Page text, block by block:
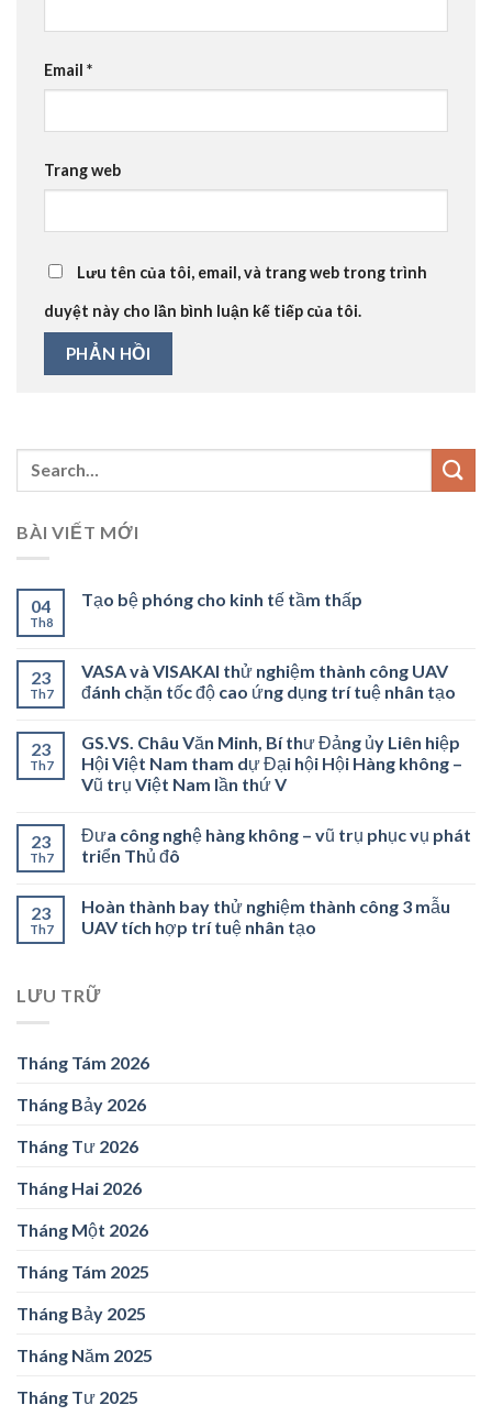
Email *
Trang web
Lưu tên của tôi, email, và trang web trong trình
duyệt này cho lần bình luận kế tiếp của tôi.
BÀI VIẾT MỚI
04
Th8
Tạo bệ phóng cho kinh tế tầm thấp
23
Th7
VASA và VISAKAI thử nghiệm thành công UAV
đánh chặn tốc độ cao ứng dụng trí tuệ nhân tạo
23
Th7
GS.VS. Châu Văn Minh, Bí thư Đảng ủy Liên hiệp
Hội Việt Nam tham dự Đại hội Hội Hàng không –
Vũ trụ Việt Nam lần thứ V
23
Th7
Đưa công nghệ hàng không – vũ trụ phục vụ phát
triển Thủ đô
23
Th7
Hoàn thành bay thử nghiệm thành công 3 mẫu
UAV tích hợp trí tuệ nhân tạo
LƯU TRỮ
Tháng Tám 2026
Tháng Bảy 2026
Tháng Tư 2026
Tháng Hai 2026
Tháng Một 2026
Tháng Tám 2025
Tháng Bảy 2025
Tháng Năm 2025
Tháng Tư 2025